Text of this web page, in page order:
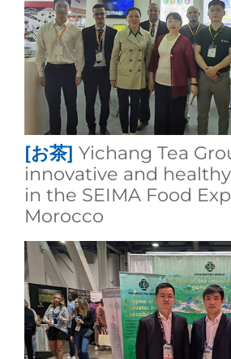
[お茶] Yichang Tea
innovative and
in the SEIMA Food
Morocco